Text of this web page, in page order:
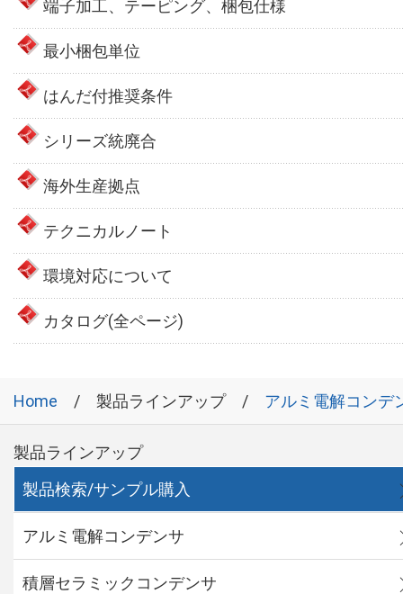
端子加工、テーピング、梱包仕様
最小梱包単位
はんだ付推奨条件
シリーズ統廃合
海外生産拠点
テクニカルノート
環境対応について
カタログ(全ページ)
Home 製品ラインアップ アルミ電解コンデ
製品ラインアップ
製品検索/サンプル購入
アルミ電解コンデンサ
積層セラミックコンデンサ